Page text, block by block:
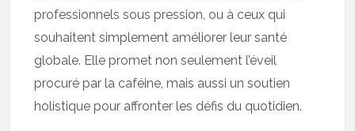
professionnels sous pression, ou à ceux qui
souhaitent simplement améliorer leur santé
globale. Elle promet non seulement l’éveil
procuré par la caféine, mais aussi un soutien
holistique pour affronter les défis du quotidien.